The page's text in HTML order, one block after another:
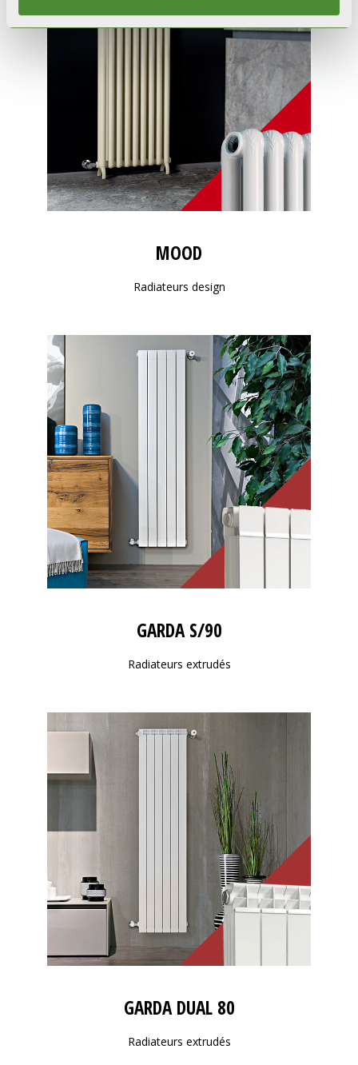
MOOD
Radiateurs design
GARDA S/90
Radiateurs extrudés
GARDA DUAL 80
Radiateurs extrudés